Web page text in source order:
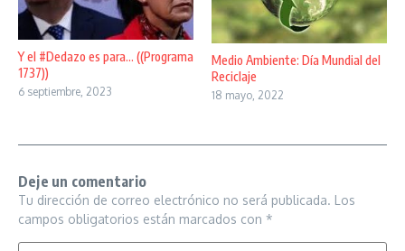
Y el #Dedazo es para… ((Programa
1737))
6 septiembre, 2023
Medio Ambiente: Día Mundial del
Reciclaje
18 mayo, 2022
Deje un comentario
Tu dirección de correo electrónico no será publicada. Los
campos obligatorios están marcados con *